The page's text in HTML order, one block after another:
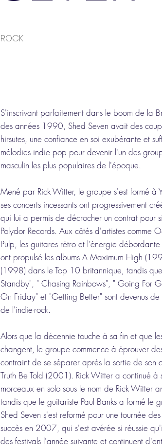
ROCK
S'inscrivant parfaitement dans le boom de la
des années 1990, Shed Seven avait des
hirsutes, une confiance en soi exubérante et
mélodies indie pop pour devenir l'un des
masculin les plus populaires de l'époque.
Mené par Rick Witter, le groupe s'est formé à
ses concerts incessants ont progressivement
qui lui a permis de décrocher un contrat pour
Polydor Records. Aux côtés d'artistes comme
Pulp, les guitares rétro et l'énergie
ont propulsé les albums A Maximum High
(1998) dans le Top 10 britannique, tandis
Standby", " Chasing Rainbows", " Going For
On Friday" et "Getting Better" sont devenus de
de l'indie-rock.
Alors que la décennie touche à sa fin et que
changent, le groupe commence à éprouver
contraint de se séparer après la sortie de son
Truth Be Told (2001). Rick Witter a continué à
morceaux en solo sous le nom de Rick Witter
tandis que le guitariste Paul Banks a formé le
Shed Seven s'est reformé pour une tournée
succès en 2007, qui s'est avérée si réussie
des festivals l'année suivante et continuent